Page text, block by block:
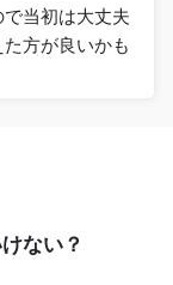
当初は大丈夫
方が良いかも
ない？